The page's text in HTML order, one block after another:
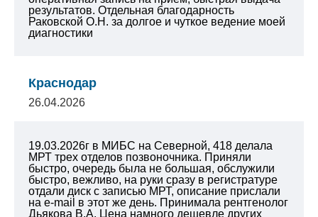
результатов. Отдельная благодарность
Раковской О.Н. за долгое и чуткое ведение моей
диагностики
Краснодар
26.04.2026
19.03.2026г в МИБС на Северной, 418 делала
МРТ трех отделов позвоночника. Приняли
быстро, очередь была не большая, обслужили
быстро, вежливо, на руки сразу в регистратуре
отдали диск с записью МРТ, описание прислали
на e-mail в этот же день. Принимала рентгенолог
Дьякова В.А. Цена намного дешевле других